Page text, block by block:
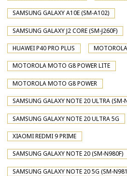
SAMSUNG GALAXY A10E (SM-A102)
SAMSUNG GALAXY J2 CORE (SM-J260F)
HUAWEI P40 PRO PLUS
MOTOROLA MOTO G8 POWER LITE
MOTOROLA MOTO G8 POWER
SAMSUNG GALAXY NOTE 20 ULTRA (SM-
SAMSUNG GALAXY NOTE 20 ULTRA 5G
XIAOMI REDMI 9 PRIME
SAMSUNG GALAXY NOTE 20 (SM-N980F)
SAMSUNG GALAXY NOTE 20 5G (SM-